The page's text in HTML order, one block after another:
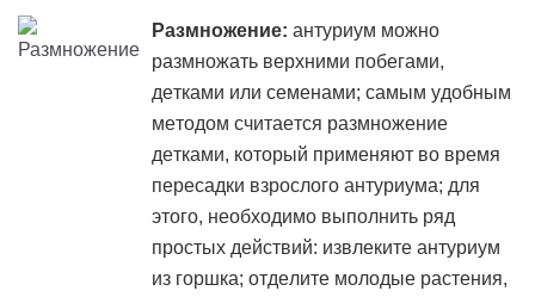
Размножение: антуриум можно
размножать верхними побегами,
детками или семенами; самым удобным
методом считается размножение
детками, который применяют во время
пересадки взрослого антуриума; для
этого, необходимо выполнить ряд
простых действий: извлеките антуриум
из горшка; отделите молодые растения,